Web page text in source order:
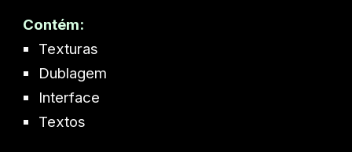
Contém:
Texturas
Dublagem
Interface
Textos